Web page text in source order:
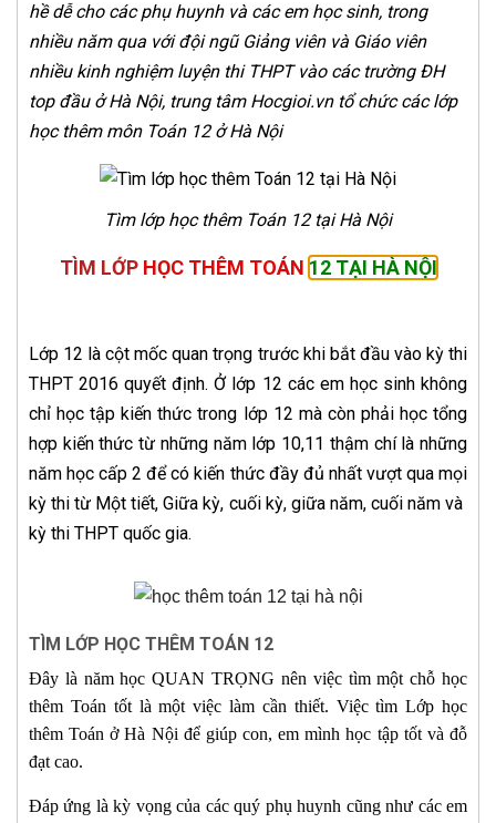
hề dễ cho các phụ huynh và các em học sinh, trong
nhiều năm qua với đội ngũ Giảng viên và Giáo viên
nhiều kinh nghiệm luyện thi THPT vào các trường ĐH
top đầu ở Hà Nội, trung tâm Hocgioi.vn tổ chức các lớp
học thêm môn Toán 12 ở Hà Nội
Tìm lớp học thêm Toán 12 tại Hà Nội
TÌM LỚP HỌC THÊM TOÁN 12 TẠI HÀ NỘI
Lớp 12 là cột mốc quan trọng trước khi bắt đầu vào kỳ thi
THPT 2016 quyết định. Ở lớp 12 các em học sinh không
chỉ học tập kiến thức trong lớp 12 mà còn phải học tổng
hợp kiến thức từ những năm lớp 10,11 thậm chí là những
năm học cấp 2 để có kiến thức đầy đủ nhất vượt qua mọi
kỳ thi từ Một tiết, Giữa kỳ, cuối kỳ, giữa năm, cuối năm và
kỳ thi THPT quốc gia.
TÌM LỚP HỌC THÊM TOÁN 12
Đây là năm học QUAN TRỌNG nên việc tìm một chỗ học
thêm Toán tốt là một việc làm cần thiết. Việc tìm Lớp học
thêm Toán ở Hà Nội để giúp con, em mình học tập tốt và đỗ
đạt cao.
Đáp ứng là kỳ vọng của các quý phụ huynh cũng như các em